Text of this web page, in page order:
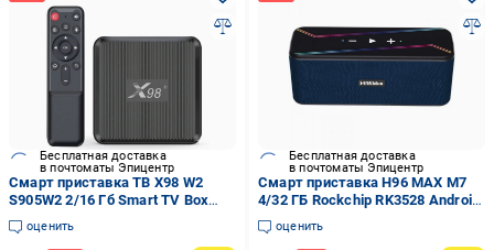
Бесплатная доставка
в почтоматы Эпицентр
Смарт приставка ТВ X98 W2
S905W2 2/16 Гб Smart TV Box
Android 11 и прошивка
(33153729)
оценить
Бесплатная доставка
в почтоматы Эпицентр
Смарт приставка H96 MAX M7
4/32 ГБ Rockchip RK3528 Android
13 Wi‑Fi 2.4/5G BT 5.1 звук 2×7
Вт (634421)
оценить